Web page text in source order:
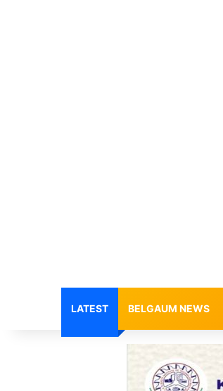
LATEST BELGAUM NEWS